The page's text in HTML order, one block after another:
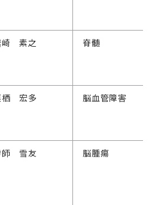
崎 素之 脊髄
栖 宏多 脳血管障害
師 雪友 脳腫瘍